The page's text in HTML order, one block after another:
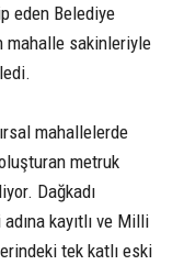
eden Belediye
mahalle sakinleriyle
mahallelerde
metruk
Dağkadı
kayıtlı ve Milli
tek katlı eski